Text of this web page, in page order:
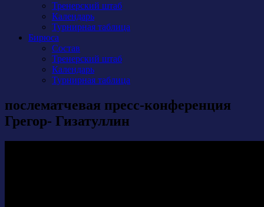
Тренерский штаб
Календарь
Турнирная таблица
Бирюса
Состав
Тренерский штаб
Календарь
Турнирная таблица
послематчевая пресс-конференция
Грегор- Гизатуллин